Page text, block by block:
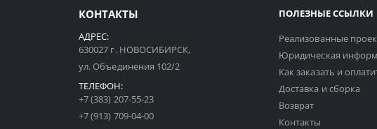
КОНТАКТЫ
АДРЕС:
630027 г. НОВОСИБИРСК,
ул. Объединения 102/2
ТЕЛЕФОН:
+7 (383) 207-55-23
+7 (913) 709-04-00
ПОЛЕЗНЫЕ ССЫЛКИ
Реализованные
Юридическая
Как заказать и
Доставка и сборка
Возврат
Контакты